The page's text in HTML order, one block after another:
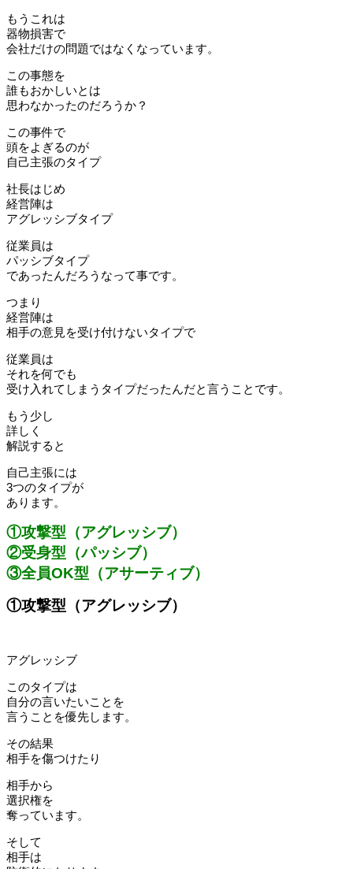
もうこれは
器物損害で
会社だけの問題ではなくなっています。
この事態を
誰もおかしいとは
思わなかったのだろうか？
この事件で
頭をよぎるのが
自己主張のタイプ
社長はじめ
経営陣は
アグレッシブタイプ
従業員は
パッシブタイプ
であったんだろうなって事です。
つまり
経営陣は
相手の意見を受け付けないタイプで
従業員は
それを何でも
受け入れてしまうタイプだったんだと言うことです。
もう少し
詳しく
解説すると
自己主張には
3つのタイプが
あります。
①攻撃型（アグレッシブ）
②受身型（パッシブ）
③全員OK型（アサーティブ）
①攻撃型（アグレッシブ）
アグレッシブ
このタイプは
自分の言いたいことを
言うことを優先します。
その結果
相手を傷つけたり
相手から
選択権を
奪っています。
そして
相手は